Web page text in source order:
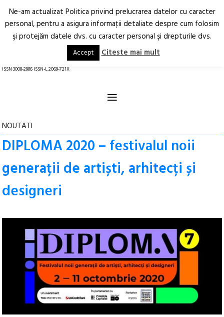
Arhitectură.
Oraș.
RO EN
ISSN 3008-2986 ISSN-L 2069-721X
≡
NOUTATI
DIPLOMA 2020 – festivalul noii
generații de artiști, arhitecți și
designeri
Ne-am actualizat Politica privind prelucrarea datelor cu caracter
personal, pentru a asigura informaţii detaliate despre cum folosim
şi protejăm datele dvs. cu caracter personal şi drepturile dvs.
Accept Citeste mai mult